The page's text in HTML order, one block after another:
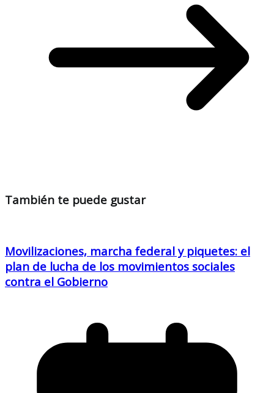
También te puede gustar
Movilizaciones, marcha federal y piquetes: el
plan de lucha de los movimientos sociales
contra el Gobierno